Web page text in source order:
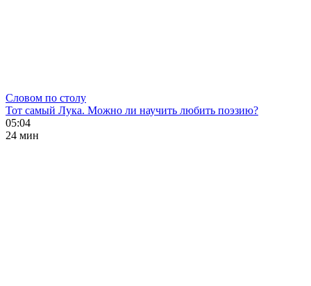
Словом по столу
Тот самый Лука. Можно ли научить любить поэзию?
05:04
24 мин